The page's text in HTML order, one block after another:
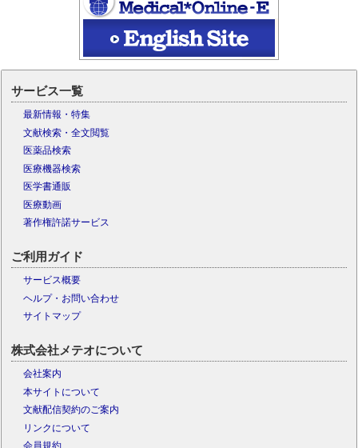
サービス一覧
最新情報・特集
文献検索・全文閲覧
医薬品検索
医療機器検索
医学書通販
医療動画
著作権許諾サービス
ご利用ガイド
サービス概要
ヘルプ・お問い合わせ
サイトマップ
株式会社メテオについて
会社案内
本サイトについて
文献配信契約のご案内
リンクについて